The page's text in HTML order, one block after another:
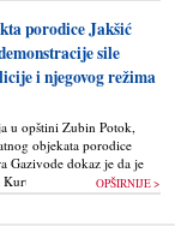
porodice Jakšić
sile
i njegovog režima
u opštini Zubin Potok,
objekata porodice
Gazivode dokaz je da je
OPŠIRNIJE >